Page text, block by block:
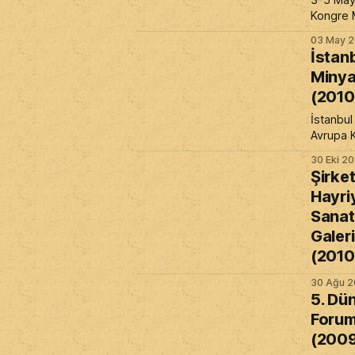
olup
Kongre
03 May
İstanbul
Avrupa
30 Eki
Sanat
30 Ağu
5.